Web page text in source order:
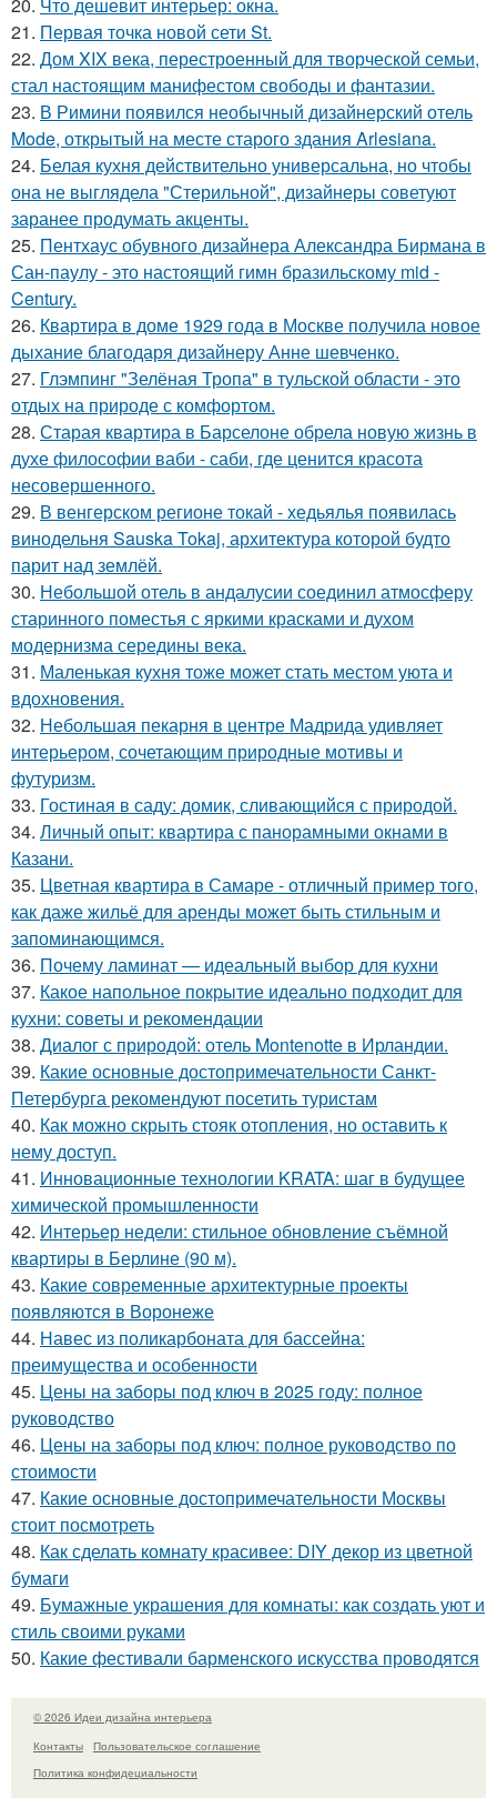
21. Первая точка новой сети St.
22. Дом XIX века, перестроенный для творческой семьи,
стал настоящим манифестом свободы и фантазии.
23. В Римини появился необычный дизайнерский отель
Mode, открытый на месте старого здания Arlesiana.
24. Белая кухня действительно универсальна, но чтобы
она не выглядела "Стерильной", дизайнеры советуют
заранее продумать акценты.
25. Пентхаус обувного дизайнера Александра Бирмана в
Сан-паулу - это настоящий гимн бразильскому mid -
Century.
26. Квартира в доме 1929 года в Москве получила новое
дыхание благодаря дизайнеру Анне шевченко.
27. Глэмпинг "Зелёная Тропа" в тульской области - это
отдых на природе с комфортом.
28. Старая квартира в Барселоне обрела новую жизнь в
духе философии ваби - саби, где ценится красота
несовершенного.
29. В венгерском регионе токай - хедьялья появилась
винодельня Sauska Tokaj, архитектура которой будто
парит над землёй.
30. Небольшой отель в андалусии соединил атмосферу
старинного поместья с яркими красками и духом
модернизма середины века.
31. Маленькая кухня тоже может стать местом уюта и
вдохновения.
32. Небольшая пекарня в центре Мадрида удивляет
интерьером, сочетающим природные мотивы и
футуризм.
33. Гостиная в саду: домик, сливающийся с природой.
34. Личный опыт: квартира с панорамными окнами в
Казани.
35. Цветная квартира в Самаре - отличный пример того,
как даже жильё для аренды может быть стильным и
запоминающимся.
36. Почему ламинат — идеальный выбор для кухни
37. Какое напольное покрытие идеально подходит для
кухни: советы и рекомендации
38. Диалог с природой: отель Montenotte в Ирландии.
39. Какие основные достопримечательности Санкт-
Петербурга рекомендуют посетить туристам
40. Как можно скрыть стояк отопления, но оставить к
нему доступ.
41. Инновационные технологии KRATA: шаг в будущее
химической промышленности
42. Интерьер недели: стильное обновление съёмной
квартиры в Берлине (90 м).
43. Какие современные архитектурные проекты
появляются в Воронеже
44. Навес из поликарбоната для бассейна:
преимущества и особенности
45. Цены на заборы под ключ в 2025 году: полное
руководство
46. Цены на заборы под ключ: полное руководство по
стоимости
47. Какие основные достопримечательности Москвы
стоит посмотреть
48. Как сделать комнату красивее: DIY декор из цветной
бумаги
49. Бумажные украшения для комнаты: как создать уют и
стиль своими руками
50. Какие фестивали барменского искусства проводятся
© 2026 Идеи дизайна интерьера
Контакты
Пользовательское соглашение
Политика конфидециальности